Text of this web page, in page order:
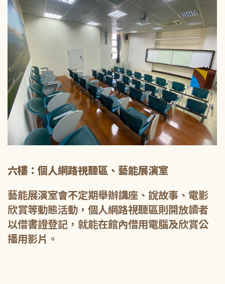
六樓：個人網路視聽區、藝能展演室
藝能展演室會不定期舉辦講座、說故事、電影
欣賞等動態活動，個人網路視聽區則開放讀者
以借書證登記，就能在館內借用電腦及欣賞公
播用影片。